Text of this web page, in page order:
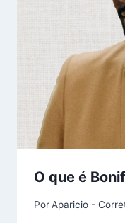
O que é
PorAparicio -